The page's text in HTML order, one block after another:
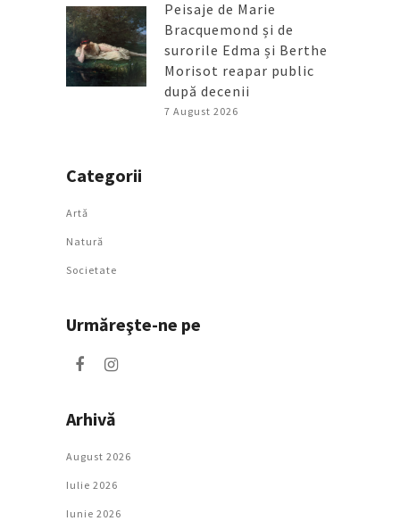
Peisaje de Marie
Bracquemond și de
surorile Edma și Berthe
Morisot reapar public
după decenii
7 August 2026
Categorii
Artǎ
Natură
Societate
Urmăreşte-ne pe
Arhivă
August 2026
Iulie 2026
Iunie 2026